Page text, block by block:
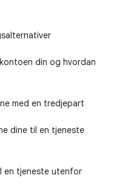
din og hvordan
med en tredjepart
dine til en tjeneste
en tjeneste utenfor